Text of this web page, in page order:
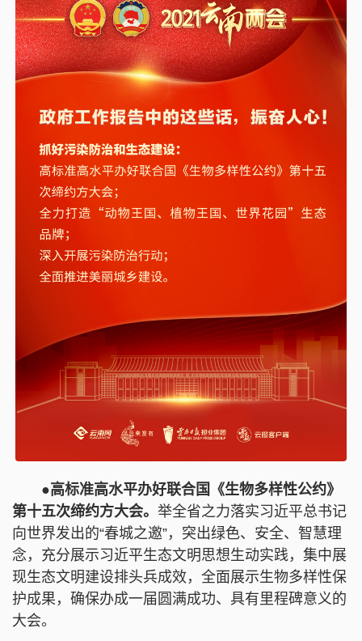
●高标准高水平办好联合国《生物多样性公约》
第十五次缔约方大会。 举全省之力落实习近平总书记
向世界发出的“春城之邀”，突出绿色、安全、智慧理
念，充分展示习近平生态文明思想生动实践，集中展
现生态文明建设排头兵成效，全面展示生物多样性保
护成果，确保办成一届圆满成功、具有里程碑意义的
大会。